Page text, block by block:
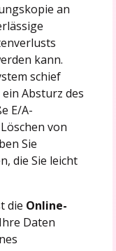
an
kann.
schief
Absturz des
E/A-
von
Sie
die Sie leicht
die Online-
Daten